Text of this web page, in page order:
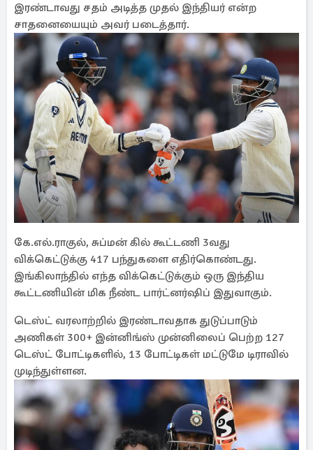
இரண்டாவது சதம் அடித்த முதல் இந்தியர் என்ற
சாதனையையும் அவர் படைத்தார்.
கே.எல்.ராகுல், சுப்மன் கில் கூட்டணி 3வது
விக்கெட்டுக்கு 417 பந்துகளை எதிர்கொண்டது.
இங்கிலாந்தில் எந்த விக்கெட்டுக்கும் ஒரு இந்திய
கூட்டணியின் மிக நீண்ட பார்ட்னர்ஷிப் இதுவாகும்.
டெஸ்ட் வரலாற்றில் இரண்டாவதாக துடுப்பாடும்
அணிகள் 300+ இன்னிங்ஸ் முன்னிலைப் பெற்ற 127
டெஸ்ட் போட்டிகளில், 13 போட்டிகள் மட்டுமே டிராவில்
முடிந்துள்ளன.